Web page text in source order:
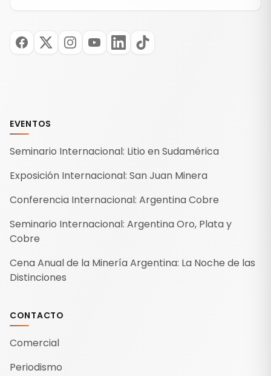
EVENTOS
Seminario Internacional: Litio en Sudamérica
Exposición Internacional: San Juan Minera
Conferencia Internacional: Argentina Cobre
Seminario Internacional: Argentina Oro, Plata y
Cobre
Cena Anual de la Minería Argentina: La Noche de las
Distinciones
CONTACTO
Comercial
Periodismo